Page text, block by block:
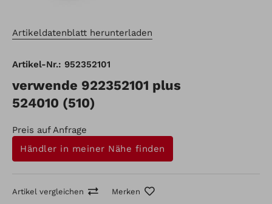
Artikeldatenblatt herunterladen
Artikel-Nr.: 952352101
verwende 922352101 plus
524010 (510)
Preis auf Anfrage
Händler in meiner Nähe finden
Artikel vergleichen Merken